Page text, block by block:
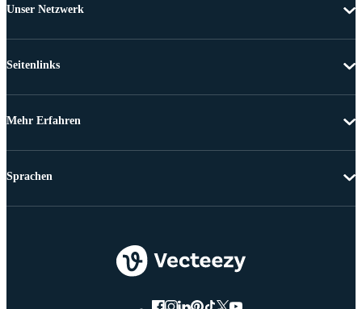
Unser Netzwerk
Seitenlinks
Mehr Erfahren
Sprachen